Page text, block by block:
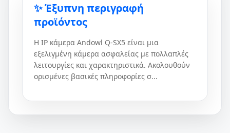
✨ Έξυπνη περιγραφή
προϊόντος
Η IP κάμερα Andowl Q-SX5 είναι μια
εξελιγμένη κάμερα ασφαλείας με πολλαπλές
λειτουργίες και χαρακτηριστικά. Ακολουθούν
ορισμένες βασικές πληροφορίες σ...